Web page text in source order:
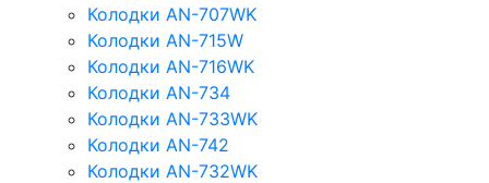
Колодки AN-707WK
Колодки AN-715W
Колодки AN-716WK
Колодки AN-734
Колодки AN-733WK
Колодки AN-742
Колодки AN-732WK